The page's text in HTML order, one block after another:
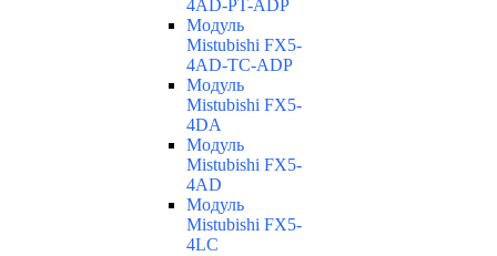
4AD-PT-ADP
Модуль
Mistubishi FX5-
4AD-TC-ADP
Модуль
Mistubishi FX5-
4DA
Модуль
Mistubishi FX5-
4AD
Модуль
Mistubishi FX5-
4LC